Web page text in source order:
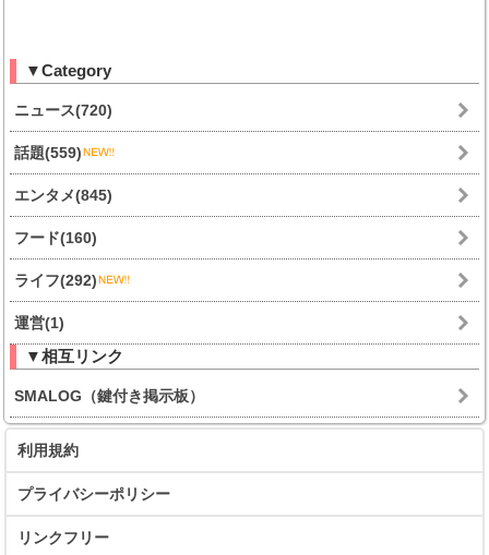
▼Category
ニュース(720)
話題(559)
エンタメ(845)
フード(160)
ライフ(292)
運営(1)
▼相互リンク
SMALOG（鍵付き掲示板）
利用規約
プライバシーポリシー
リンクフリー